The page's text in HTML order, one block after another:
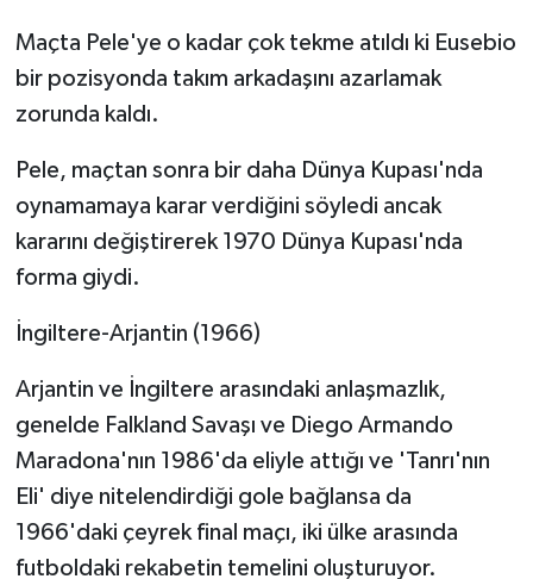
Maçta Pele'ye o kadar çok tekme atıldı ki Eusebio
bir pozisyonda takım arkadaşını azarlamak
zorunda kaldı.
Pele, maçtan sonra bir daha Dünya Kupası'nda
oynamamaya karar verdiğini söyledi ancak
kararını değiştirerek 1970 Dünya Kupası'nda
forma giydi.
İngiltere-Arjantin (1966)
Arjantin ve İngiltere arasındaki anlaşmazlık,
genelde Falkland Savaşı ve Diego Armando
Maradona'nın 1986'da eliyle attığı ve 'Tanrı'nın
Eli' diye nitelendirdiği gole bağlansa da
1966'daki çeyrek final maçı, iki ülke arasında
futboldaki rekabetin temelini oluşturuyor.